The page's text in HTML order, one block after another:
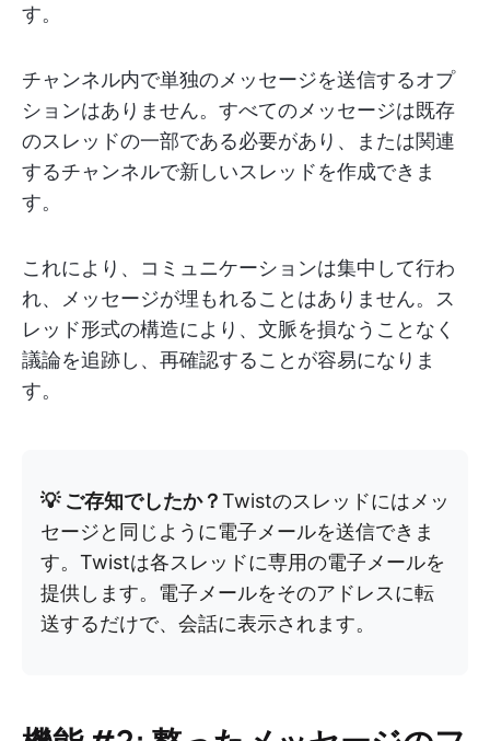
す。
チャンネル内で単独のメッセージを送信するオプ
ションはありません。すべてのメッセージは既存
のスレッドの一部である必要があり、または関連
するチャンネルで新しいスレッドを作成できま
す。
これにより、コミュニケーションは集中して行わ
れ、メッセージが埋もれることはありません。ス
レッド形式の構造により、文脈を損なうことなく
議論を追跡し、再確認することが容易になりま
す。
💡 ご存知でしたか？Twistのスレッドにはメッ
セージと同じように電子メールを送信できま
す。Twistは各スレッドに専用の電子メールを
提供します。電子メールをそのアドレスに転
送するだけで、会話に表示されます。